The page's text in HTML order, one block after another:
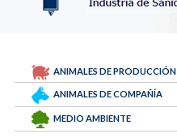
ANIMALES DE PRODUCCIÓN
ANIMALES DE COMPAÑÍA
MEDIO AMBIENTE